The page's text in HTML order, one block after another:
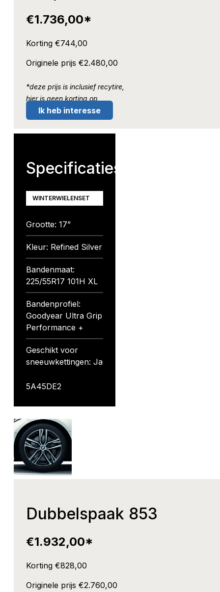
€1.736,00*
Korting €744,00
Originele prijs €2.480,00
*deze prijs is inclusief recytire,
hier is geen korting op
Ik heb interesse
Specificaties
WINTERWIELENSET
Grootte: 17”
Kleur: Refined Silver
Bandenmaat:
225/55R17 101H XL
Bandenprofiel:
Goodyear Ultra Grip
Performance +
Geschikt voor
sneeuwkettingen: Ja
5A45DE2
Dubbelspaak 853
€1.932,00*
Korting €828,00
Originele prijs €2.760,00